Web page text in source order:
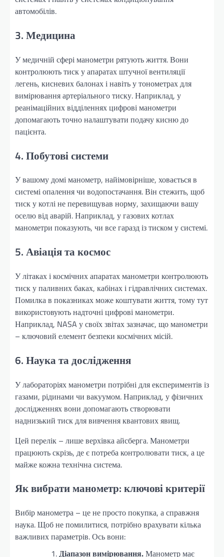
автомобілів.
3. Медицина
У медичній сфері манометри рятують життя. Вони
контролюють тиск у апаратах штучної вентиляції
легень, кисневих балонах і навіть у тонометрах для
вимірювання артеріального тиску. Наприклад, у
реанімаційних відділеннях цифрові манометри
допомагають точно налаштувати подачу кисню до
пацієнта.
4. Побутові системи
У вашому домі манометр, найімовірніше, ховається в
системі опалення чи водопостачання. Він стежить, щоб
тиск у котлі не перевищував норму, захищаючи вашу
оселю від аварій. Наприклад, у газових котлах
манометри показують, чи все гаразд із тиском у системі.
5. Авіація та космос
У літаках і космічних апаратах манометри контролюють
тиск у паливних баках, кабінах і гідравлічних системах.
Помилка в показниках може коштувати життя, тому тут
використовують надточні цифрові манометри.
Наприклад, NASA у своїх звітах зазначає, що манометри
– ключовий елемент безпеки космічних місій.
6. Наука та дослідження
У лабораторіях манометри потрібні для експериментів із
газами, рідинами чи вакуумом. Наприклад, у фізичних
дослідженнях вони допомагають створювати
наднизький тиск для вивчення квантових явищ.
Цей перелік – лише верхівка айсберга. Манометри
працюють скрізь, де є потреба контролювати тиск, а це
майже кожна технічна система.
Як вибрати манометр: ключові критерії
Вибір манометра – це не просто покупка, а справжня
наука. Щоб не помилитися, потрібно врахувати кілька
важливих параметрів. Ось вони:
Діапазон вимірювання.Манометр має